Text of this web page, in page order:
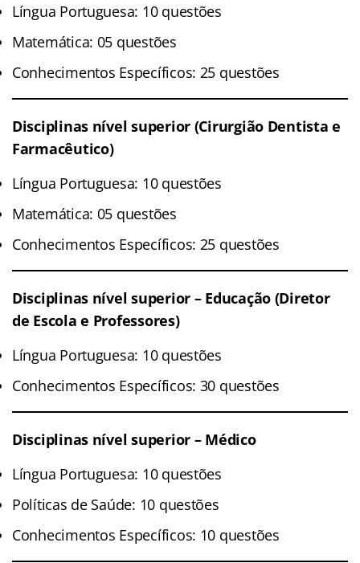
Língua Portuguesa: 10 questões
Matemática: 05 questões
Conhecimentos Específicos: 25 questões
Disciplinas nível superior (Cirurgião Dentista e
Farmacêutico)
Língua Portuguesa: 10 questões
Matemática: 05 questões
Conhecimentos Específicos: 25 questões
Disciplinas nível superior – Educação (Diretor
de Escola e Professores)
Língua Portuguesa: 10 questões
Conhecimentos Específicos: 30 questões
Disciplinas nível superior – Médico
Língua Portuguesa: 10 questões
Políticas de Saúde: 10 questões
Conhecimentos Específicos: 10 questões